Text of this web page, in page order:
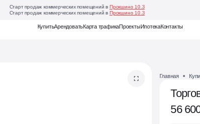
Старт продаж коммерческих помещений в Прокшино 10.3
Старт продаж коммерческих помещений в Прокшино 10.3
КупитьАрендоватьКарта трафикаПроектыИпотекаКонтакты
Главная
56